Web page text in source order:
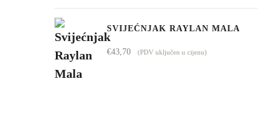
SVIJEĆNJAK RAYLAN MALA
€43,70 (PDV uključen u cijenu)